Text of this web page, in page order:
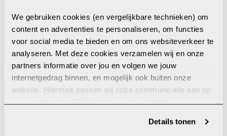
We gebruiken cookies (en vergelijkbare technieken) om
content en advertenties te personaliseren, om functies
voor social media te bieden en om ons websiteverkeer te
analyseren. Met deze cookies verzamelen wij en onze
partners informatie over jou en volgen we jouw
internetgedrag binnen, en mogelijk ook buiten onze
website. Hiermee passen wij onze communicatie aan op
jouw voorkeuren. Ook kunnen we zo gerichte
internetgedrag. Je kunt je toestemming ook altijd wijzigen
Details tonen
gevangengezet, vanwege het volgen van de Here Jezus.
De gebeurtenissen hebben grote impact op deze jonge
vrouw. Toch blijft Mary strijdbaar. Ze zegt: “Ik zoek geen
medelijden, klaagzang of rouw. Ik wil alleen de
onderdrukking bekendmaken, tot de dag komt waarop ik
zie dat recht wordt gedaan aan hen van wie de rechten
zijn geschonden.”